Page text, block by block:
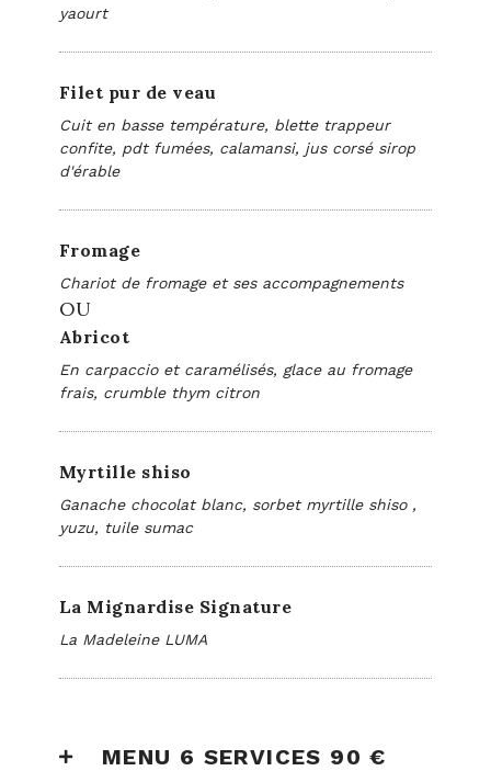
yaourt
Filet pur de veau
Cuit en basse température, blette trappeur
confite, pdt fumées, calamansi, jus corsé sirop
d'érable
Fromage
Chariot de fromage et ses accompagnements
OU
Abricot
En carpaccio et caramélisés, glace au fromage
frais, crumble thym citron
Myrtille shiso
Ganache chocolat blanc, sorbet myrtille shiso ,
yuzu, tuile sumac
La Mignardise Signature
La Madeleine LUMA
MENU 6 SERVICES 90 €